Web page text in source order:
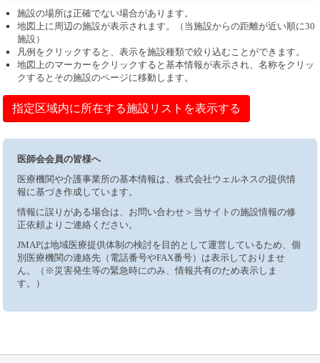
施設の場所は正確でない場合があります。
地図上に周辺の施設が表示されます。（当施設からの距離が近い順に30
施設）
凡例をクリックすると、表示を施設種類で絞り込むことができます。
地図上のマーカーをクリックすると基本情報が表示され、名称をクリッ
クするとその施設のページに移動します。
指定区域内に所在する施設リストを表示する
医師会会員の皆様へ
医療機関や介護事業所の基本情報は、株式会社ウェルネスの提供情
報に基づき作成しています。
情報に誤りがある場合は、お問い合わせ＞当サイトの施設情報の修
正依頼よりご連絡ください。
JMAPは地域医療提供体制の検討を目的として運営しているため、個
別医療機関の連絡先（電話番号やFAX番号）は表示しておりませ
ん。（※災害発生等の緊急時にのみ、情報共有のため表示しま
す。）